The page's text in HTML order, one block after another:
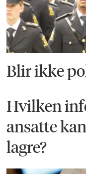
Blir ikke
Hvilken
ansatte
lagre?